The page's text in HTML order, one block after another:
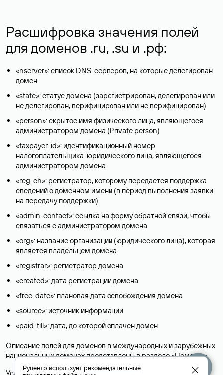
Расшифровка значения полей
для доменов .ru, .su и .рф:
«nserver»: список DNS-серверов, на которые делегирован
домен
«state»: статус домена (зарегистрирован, делегирован или
не делегирован, верифицирован или не верифицирован)
«person»: скрытое имя физического лица, являющегося
администратором домена (Privatе person)
«taxpayer-id»: идентификационный номер
налогоплательщика-юридического лица, являющегося
администратором домена
«reg-ch»: регистратор, которому передается поддержка
сведений о доменном имени (в период выполнения заявки
на передачу поддержки)
«admin-contact»: ссылка на форму обратной связи, чтобы
связаться с администратором домена
«org»: название организации (юридического лица), которая
является владельцем домена
«registrar»: регистратор домена
«created»: дата регистрации домена
«free-date»: плановая дата освобождения домена
«source»: источник информации
«paid-till»: дата, до которой оплачен домен
Описание полей для доменов в международных и зарубежных
национальных доменах представлены в разделе «Помощь».
Условия использования Whois-сервиса
Руцентр используетрекомендательные